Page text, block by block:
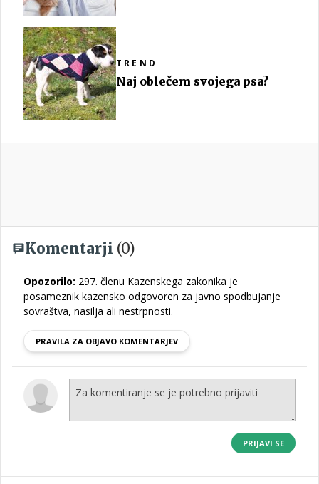
TREND
Naj oblečem svojega psa?
Komentarji (0)
Opozorilo: 297. členu Kazenskega zakonika je
posameznik kazensko odgovoren za javno spodbujanje
sovraštva, nasilja ali nestrpnosti.
PRAVILA ZA OBJAVO KOMENTARJEV
PRIJAVI SE